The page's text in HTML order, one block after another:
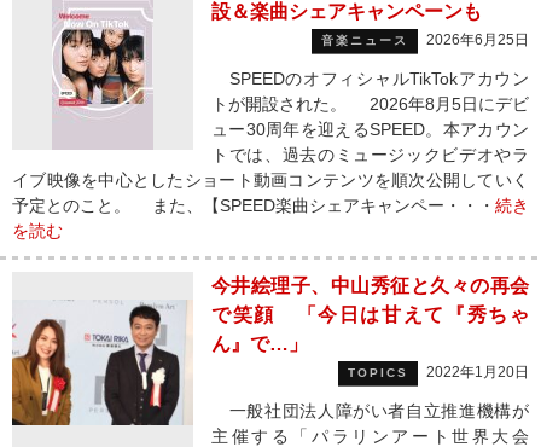
設＆楽曲シェアキャンペーンも
音楽ニュース 2026年6月25日
SPEEDのオフィシャルTikTokアカウン
トが開設された。 2026年8月5日にデビ
ュー30周年を迎えるSPEED。本アカウン
トでは、過去のミュージックビデオやラ
イブ映像を中心としたショート動画コンテンツを順次公開していく
予定とのこと。 また、【SPEED楽曲シェアキャンペー・・・ 続き
を読む
今井絵理子、中山秀征と久々の再会
で笑顔 「今日は甘えて『秀ちゃ
ん』で…」
TOPICS 2022年1月20日
一般社団法人障がい者自立推進機構が
主催する「パラリンアート世界大会